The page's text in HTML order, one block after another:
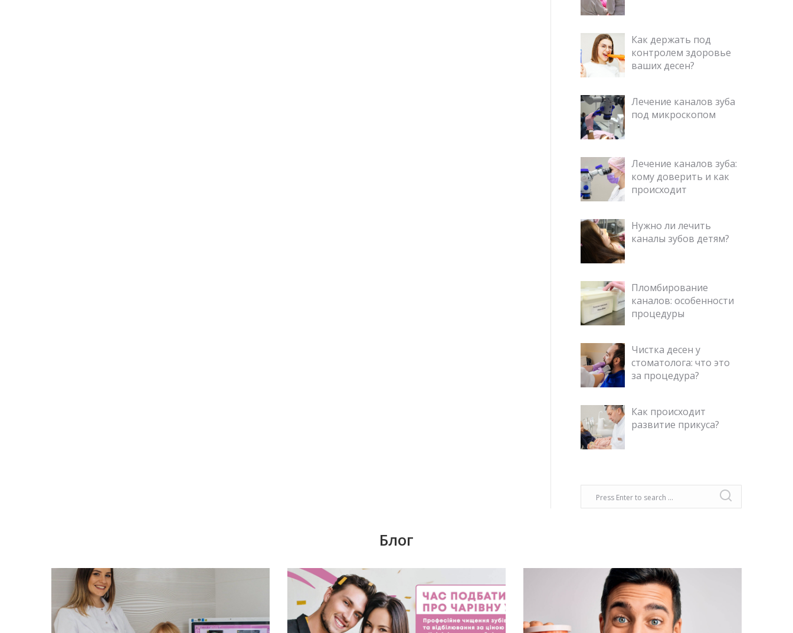
Как держать под
контролем здоровье
ваших десен?
Лечение каналов зуба
под микроскопом
Лечение каналов зуба:
кому доверить и как
происходит
Нужно ли лечить
каналы зубов детям?
Пломбирование
каналов: особенности
процедуры
Чистка десен у
стоматолога: что это
за процедура?
Как происходит
развитие прикуса?
Блог
Время задуматься о волшебном платье,
прическе, макияже. Позаботьтесь о
вашей улыбке, которая придаст вашему
Согласно данным из разных стран СНГ, у
каждого третьего человека в возрасте
старше 25 лет отсутствует хотя бы один
Об этом не принято говорить, но, к
сожалению, это не только медицинская
проблема, но и социальная.